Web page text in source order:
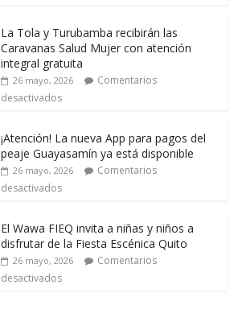
La Tola y Turubamba recibirán las
Caravanas Salud Mujer con atención
integral gratuita
26 mayo, 2026
Comentarios
desactivados
¡Atención! La nueva App para pagos del
peaje Guayasamín ya está disponible
26 mayo, 2026
Comentarios
desactivados
El Wawa FIEQ invita a niñas y niños a
disfrutar de la Fiesta Escénica Quito
26 mayo, 2026
Comentarios
desactivados